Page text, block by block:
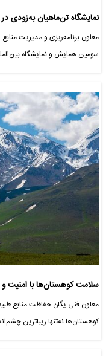
نمایشگاه تن‌ماهیان به‌زودی
معاون برنامه‌ریزی و مدیریت
سومین همایش و نمایشگاه
سلامت کوهستان‌ها با امنیت
معاون فنی یگان حفاظت منابع
کوهستان‌ها نه‌تنها زیباترین